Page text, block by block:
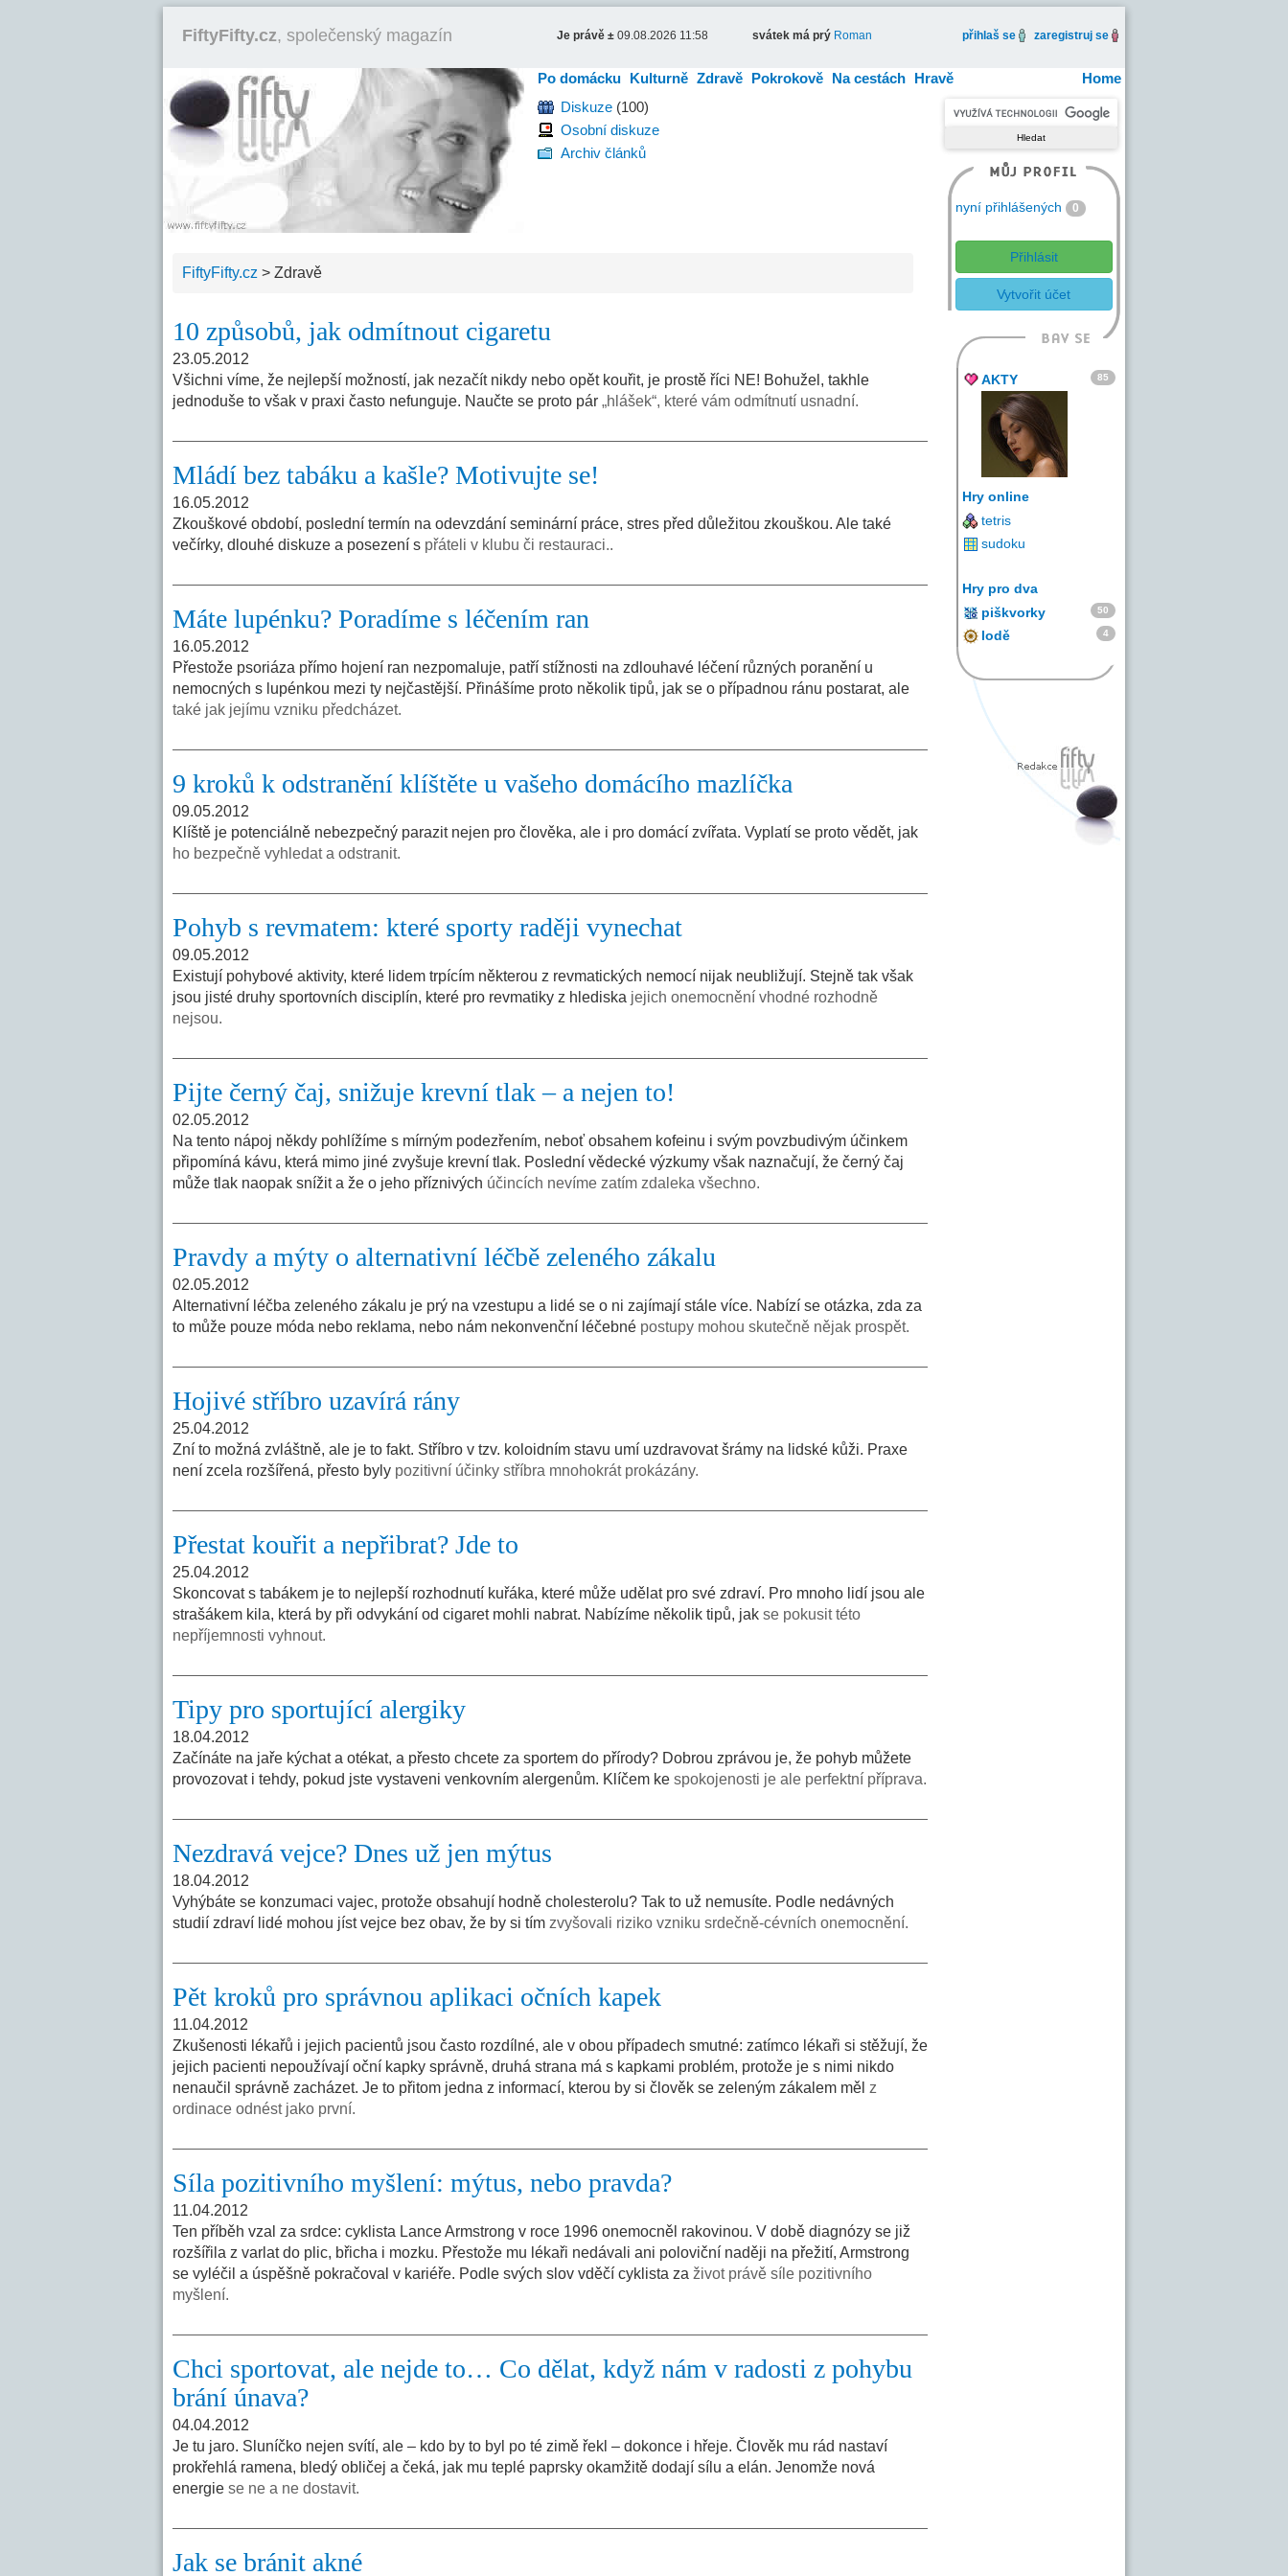
FiftyFifty.cz, společenský magazín Je právě ± 09.08.2026 11:58 svátek má prý Roman přihlaš se zaregistruj se
Home
Po domácku Kulturně Zdravě Pokrokově Na cestách Hravě
Diskuze (100)
Osobní diskuze
Archiv článků
FiftyFifty.cz > Zdravě
10 způsobů, jak odmítnout cigaretu
23.05.2012
Všichni víme, že nejlepší možností, jak nezačít nikdy nebo opět kouřit, je prostě říci NE! Bohužel, takhle
jednoduše to však v praxi často nefunguje. Naučte se proto pár „hlášek“, které vám odmítnutí usnadní.
Mládí bez tabáku a kašle? Motivujte se!
16.05.2012
Zkouškové období, poslední termín na odevzdání seminární práce, stres před důležitou zkouškou. Ale také
večírky, dlouhé diskuze a posezení s přáteli v klubu či restauraci..
Máte lupénku? Poradíme s léčením ran
16.05.2012
Přestože psoriáza přímo hojení ran nezpomaluje, patří stížnosti na zdlouhavé léčení různých poranění u
nemocných s lupénkou mezi ty nejčastější. Přinášíme proto několik tipů, jak se o případnou ránu postarat, ale
také jak jejímu vzniku předcházet.
9 kroků k odstranění klíštěte u vašeho domácího mazlíčka
09.05.2012
Klíště je potenciálně nebezpečný parazit nejen pro člověka, ale i pro domácí zvířata. Vyplatí se proto vědět, jak
ho bezpečně vyhledat a odstranit.
Pohyb s revmatem: které sporty raději vynechat
09.05.2012
Existují pohybové aktivity, které lidem trpícím některou z revmatických nemocí nijak neubližují. Stejně tak však
jsou jisté druhy sportovních disciplín, které pro revmatiky z hlediska jejich onemocnění vhodné rozhodně
nejsou.
Pijte černý čaj, snižuje krevní tlak – a nejen to!
02.05.2012
Na tento nápoj někdy pohlížíme s mírným podezřením, neboť obsahem kofeinu i svým povzbudivým účinkem
připomíná kávu, která mimo jiné zvyšuje krevní tlak. Poslední vědecké výzkumy však naznačují, že černý čaj
může tlak naopak snížit a že o jeho příznivých účincích nevíme zatím zdaleka všechno.
Pravdy a mýty o alternativní léčbě zeleného zákalu
02.05.2012
Alternativní léčba zeleného zákalu je prý na vzestupu a lidé se o ni zajímají stále více. Nabízí se otázka, zda za
to může pouze móda nebo reklama, nebo nám nekonvenční léčebné postupy mohou skutečně nějak prospět.
Hojivé stříbro uzavírá rány
25.04.2012
Zní to možná zvláštně, ale je to fakt. Stříbro v tzv. koloidním stavu umí uzdravovat šrámy na lidské kůži. Praxe
není zcela rozšířená, přesto byly pozitivní účinky stříbra mnohokrát prokázány.
Přestat kouřit a nepřibrat? Jde to
25.04.2012
Skoncovat s tabákem je to nejlepší rozhodnutí kuřáka, které může udělat pro své zdraví. Pro mnoho lidí jsou ale
strašákem kila, která by při odvykání od cigaret mohli nabrat. Nabízíme několik tipů, jak se pokusit této
nepříjemnosti vyhnout.
Tipy pro sportující alergiky
18.04.2012
Začínáte na jaře kýchat a otékat, a přesto chcete za sportem do přírody? Dobrou zprávou je, že pohyb můžete
provozovat i tehdy, pokud jste vystaveni venkovním alergenům. Klíčem ke spokojenosti je ale perfektní příprava.
Nezdravá vejce? Dnes už jen mýtus
18.04.2012
Vyhýbáte se konzumaci vajec, protože obsahují hodně cholesterolu? Tak to už nemusíte. Podle nedávných
studií zdraví lidé mohou jíst vejce bez obav, že by si tím zvyšovali riziko vzniku srdečně-cévních onemocnění.
Pět kroků pro správnou aplikaci očních kapek
11.04.2012
Zkušenosti lékařů i jejich pacientů jsou často rozdílné, ale v obou případech smutné: zatímco lékaři si stěžují, že
jejich pacienti nepoužívají oční kapky správně, druhá strana má s kapkami problém, protože je s nimi nikdo
nenaučil správně zacházet. Je to přitom jedna z informací, kterou by si člověk se zeleným zákalem měl z
ordinace odnést jako první.
Síla pozitivního myšlení: mýtus, nebo pravda?
11.04.2012
Ten příběh vzal za srdce: cyklista Lance Armstrong v roce 1996 onemocněl rakovinou. V době diagnózy se již
rozšířila z varlat do plic, břicha i mozku. Přestože mu lékaři nedávali ani poloviční naději na přežití, Armstrong
se vyléčil a úspěšně pokračoval v kariéře. Podle svých slov vděčí cyklista za život právě síle pozitivního
myšlení.
Chci sportovat, ale nejde to… Co dělat, když nám v radosti z pohybu
brání únava?
04.04.2012
Je tu jaro. Sluníčko nejen svítí, ale – kdo by to byl po té zimě řekl – dokonce i hřeje. Člověk mu rád nastaví
prokřehlá ramena, bledý obličej a čeká, jak mu teplé paprsky okamžitě dodají sílu a elán. Jenomže nová
energie se ne a ne dostavit.
Jak se bránit akné
nyní přihlášených 0
Přihlásit
Vytvořit účet
AKTY 85
Hry online
tetris
sudoku
Hry pro dva
piškvorky
50
lodě 4